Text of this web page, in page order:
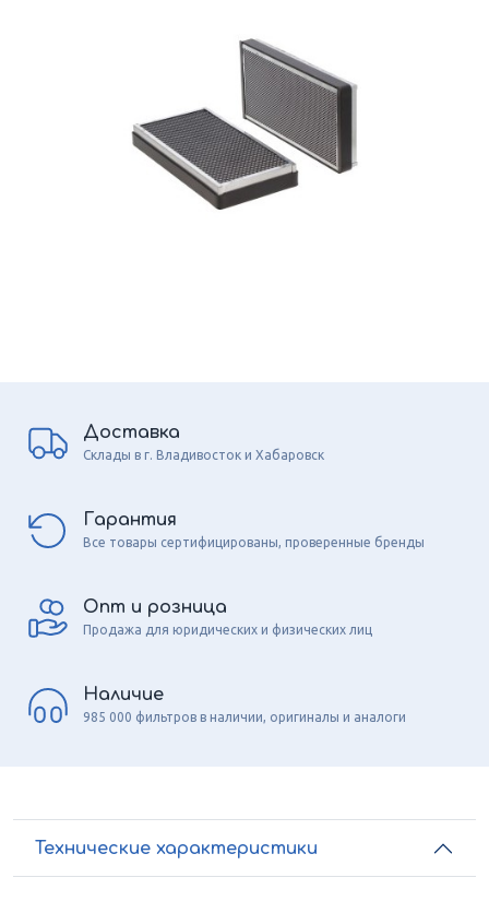
Доставка
Склады в г. Владивосток и Хабаровск
Гарантия
Все товары сертифицированы, проверенные бренды
Опт и розница
Продажа для юридических и физических лиц
Наличие
985 000 фильтров в наличии, оригиналы и аналоги
Технические характеристики